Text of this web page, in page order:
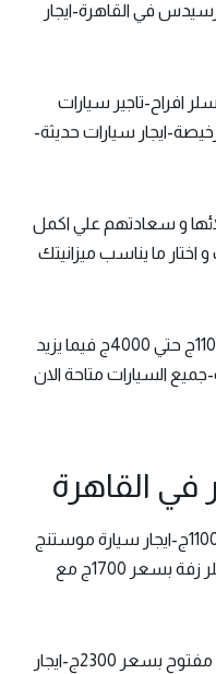
في القاهرة-ايجار
افراح-تاجير سيارات
ايجار سيارات حديثة-
و سعادتهم علي اكمل
ما يناسب ميزانيتك
سعر ايجار سيارات الزفاف يتراوح بين 1100ج حتي 4000ج فيما يزيد
السيارات متاحة الان
في القاهرة
ايجار سيارة هيونداي النترا CN7 بسعر 1100ج-ايجار سيارة موستنج
زفاف بسعر 2000ج-ايجار سيارة كريسلر زفة بسعر 1700ج مع
تاجير سيارة مرسيدس كابورليه سقف مفتوح بسعر 2300ج-ايجار